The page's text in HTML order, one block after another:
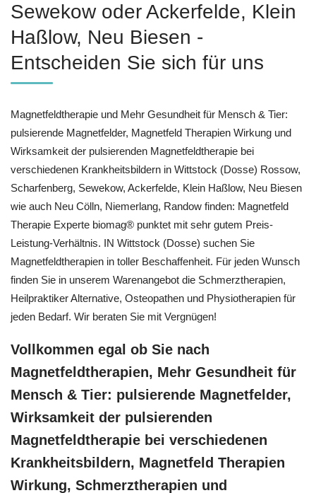
Sewekow oder Ackerfelde, Klein
Haßlow, Neu Biesen -
Entscheiden Sie sich für uns
Magnetfeldtherapie und Mehr Gesundheit für Mensch & Tier:
pulsierende Magnetfelder, Magnetfeld Therapien Wirkung und
Wirksamkeit der pulsierenden Magnetfeldtherapie bei
verschiedenen Krankheitsbildern in Wittstock (Dosse) Rossow,
Scharfenberg, Sewekow, Ackerfelde, Klein Haßlow, Neu Biesen
wie auch Neu Cölln, Niemerlang, Randow finden: Magnetfeld
Therapie Experte biomag® punktet mit sehr gutem Preis-
Leistung-Verhältnis. IN Wittstock (Dosse) suchen Sie
Magnetfeldtherapien in toller Beschaffenheit. Für jeden Wunsch
finden Sie in unserem Warenangebot die Schmerztherapien,
Heilpraktiker Alternative, Osteopathen und Physiotherapien für
jeden Bedarf. Wir beraten Sie mit Vergnügen!
Vollkommen egal ob Sie nach
Magnetfeldtherapien, Mehr Gesundheit für
Mensch & Tier: pulsierende Magnetfelder,
Wirksamkeit der pulsierenden
Magnetfeldtherapie bei verschiedenen
Krankheitsbildern, Magnetfeld Therapien
Wirkung, Schmerztherapien und